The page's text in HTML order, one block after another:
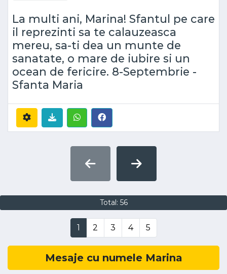
La multi ani, Marina! Sfantul pe care
il reprezinti sa te calauzeasca
mereu, sa-ti dea un munte de
sanatate, o mare de iubire si un
ocean de fericire. 8-Septembrie -
Sfanta Maria
Total: 56
1 2 3 4 5
Mesaje cu numele Marina